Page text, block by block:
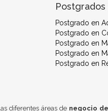
Postgrados
Postgrado en
Postgrado en
Postgrado en
Postgrado en
Postgrado en
diferentes áreas de negocio